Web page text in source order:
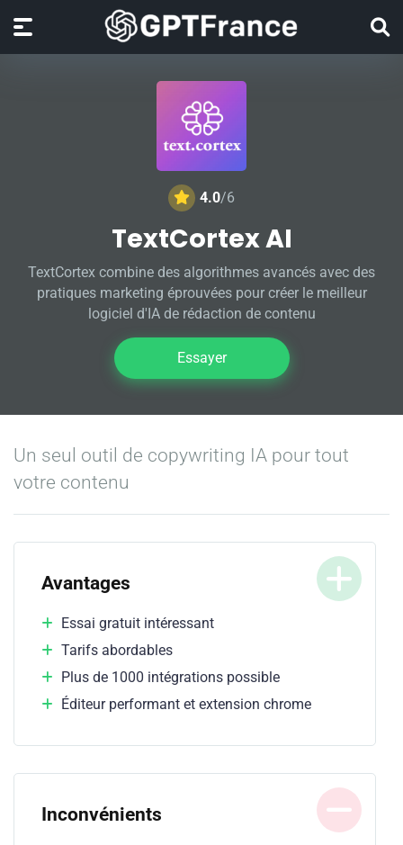
4.0/6
TextCortex AI
TextCortex combine des algorithmes avancés avec des
pratiques marketing éprouvées pour créer le meilleur
logiciel d'IA de rédaction de contenu
Essayer
Un seul outil de copywriting IA pour tout
votre contenu
Avantages
Essai gratuit intéressant
Tarifs abordables
Plus de 1000 intégrations possible
Éditeur performant et extension chrome
Inconvénients